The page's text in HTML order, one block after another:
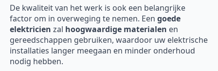
De kwaliteit van het werk is ook een belangrijke
factor om in overweging te nemen. Een goede
elektricien zal hoogwaardige materialen en
gereedschappen gebruiken, waardoor uw elektrische
installaties langer meegaan en minder onderhoud
nodig hebben.